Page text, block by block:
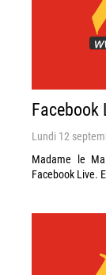
Facebook
Lundi 12
Madame le
Facebook Live.